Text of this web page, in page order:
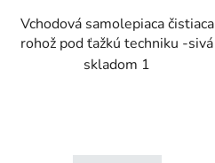
Vchodová samolepiaca čistiaca
rohož pod ťažkú techniku -sivá
skladom 1